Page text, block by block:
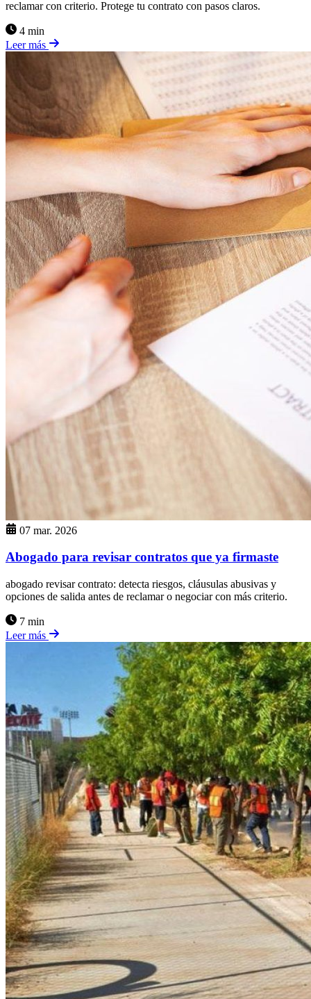
reclamar con criterio. Protege tu contrato con pasos claros.
4 min
Leer más
07 mar. 2026
Abogado para revisar contratos que ya firmaste
abogado revisar contrato: detecta riesgos, cláusulas abusivas y
opciones de salida antes de reclamar o negociar con más criterio.
7 min
Leer más